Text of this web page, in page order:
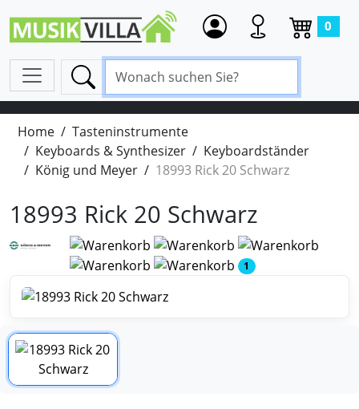
0
Home
Tasteninstrumente
Keyboards & Synthesizer
Keyboardständer
König und Meyer
18993 Rick 20 Schwarz
18993 Rick 20 Schwarz
1